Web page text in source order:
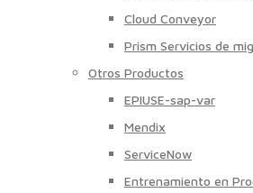
Cloud Conveyor
Prism Servicios de
Otros Productos
EPIUSE-sap-var
Mendix
ServiceNow
Entrenamiento en